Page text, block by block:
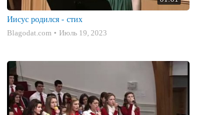
Иисус родился - стих
Blagodat.com
Июль 19, 2023